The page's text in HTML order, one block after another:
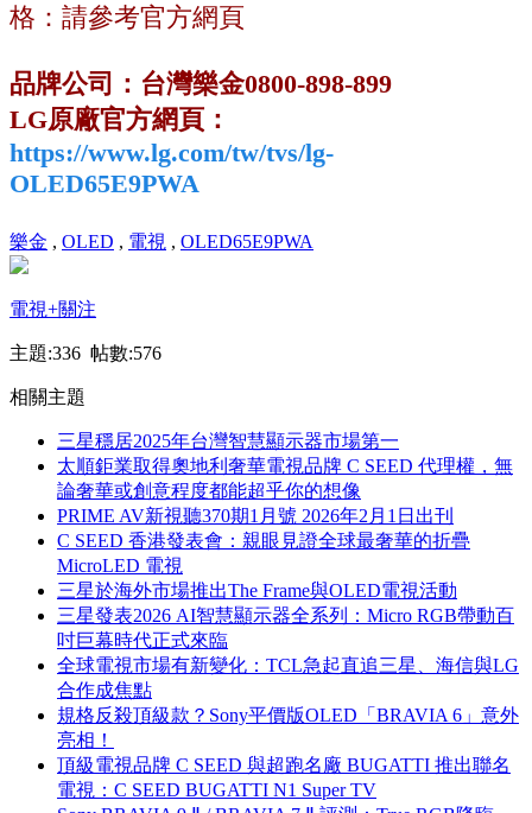
格：請參考官方網頁
品牌公司：台灣樂金0800-898-899
LG原廠官方網頁：
https://www.lg.com/tw/tvs/lg-
OLED65E9PWA
樂金 , OLED , 電視 , OLED65E9PWA
電視+關注
主題:336 帖數:576
相關主題
三星穩居2025年台灣智慧顯示器市場第一
太順鉅業取得奧地利奢華電視品牌 C SEED 代理權，無
論奢華或創意程度都能超乎你的想像
PRIME AV新視聽370期1月號 2026年2月1日出刊
C SEED 香港發表會：親眼見證全球最奢華的折疊
MicroLED 電視
三星於海外市場推出The Frame與OLED電視活動
三星發表2026 AI智慧顯示器全系列：Micro RGB帶動百
吋巨幕時代正式來臨
全球電視市場有新變化：TCL急起直追三星、海信與LG
合作成焦點
規格反殺頂級款？Sony平價版OLED「BRAVIA 6」意外
亮相！
頂級電視品牌 C SEED 與超跑名廠 BUGATTI 推出聯名
電視：C SEED BUGATTI N1 Super TV